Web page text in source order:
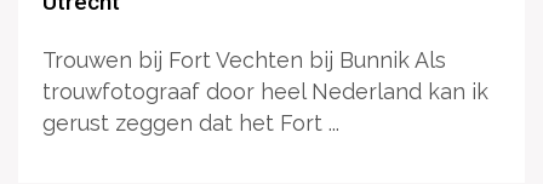
Trouwen bij Fort Vechten bij Bunnik Als
trouwfotograaf door heel Nederland kan ik
gerust zeggen dat het Fort ...